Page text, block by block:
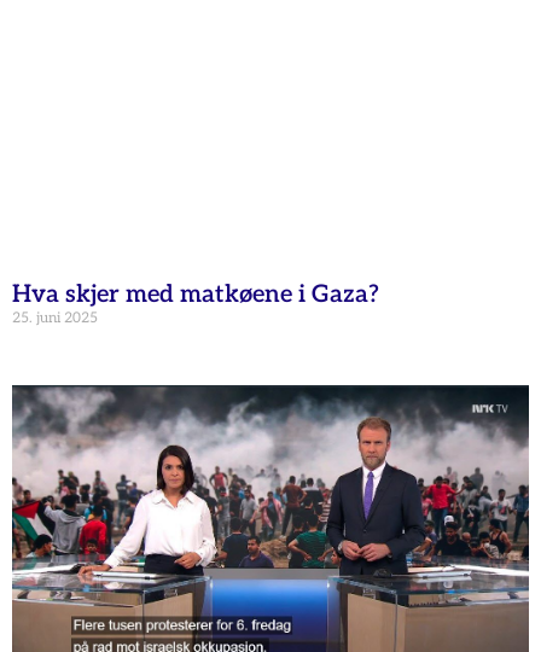
Hva skjer med matkøene i Gaza?
25. juni 2025